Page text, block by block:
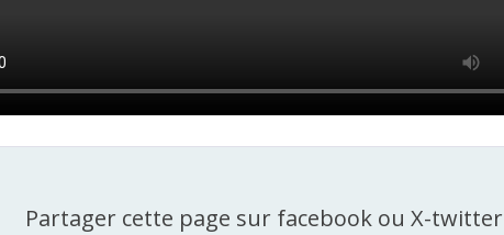
Partager cette page sur facebook ou X-twitter